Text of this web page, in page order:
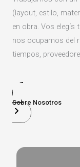
(layout, estilo,
en obra. Vos elegís
nos ocupamos del
tiempos,
Sobre Nosotros